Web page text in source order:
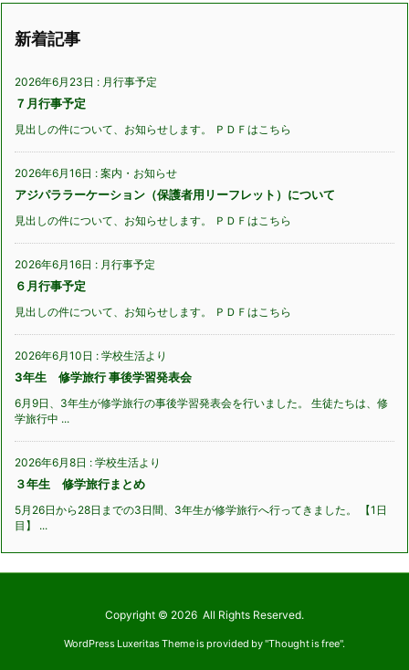
新着記事
2026年6月23日 : 月行事予定
７月行事予定
見出しの件について、お知らせします。 ＰＤＦはこちら
2026年6月16日 : 案内・お知らせ
アジパララーケーション（保護者用リーフレット）について
見出しの件について、お知らせします。 ＰＤＦはこちら
2026年6月16日 : 月行事予定
６月行事予定
見出しの件について、お知らせします。 ＰＤＦはこちら
2026年6月10日 : 学校生活より
3年生 修学旅行 事後学習発表会
6月9日、3年生が修学旅行の事後学習発表会を行いました。 生徒たちは、修
学旅行中 ...
2026年6月8日 : 学校生活より
３年生 修学旅行まとめ
5月26日から28日までの3日間、3年生が修学旅行へ行ってきました。 【1日
目】 ...
Copyright © 2026 All Rights Reserved.
WordPress Luxeritas Theme is provided by "Thought is free".